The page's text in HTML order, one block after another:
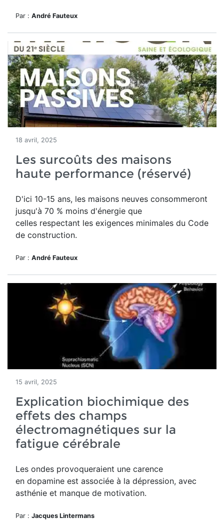
Par : André Fauteux
18 avril, 2025
Les surcoûts des maisons
haute performance (réservé)
D'ici 10-15 ans, les maisons neuves consommeront
jusqu'à 70 % moins d'énergie que
celles respectant les exigences minimales du Code
de construction.
Par : André Fauteux
15 avril, 2025
Explication biochimique des
effets des champs
électromagnétiques sur la
fatigue cérébrale
Les ondes provoqueraient une carence
en dopamine est associée à la dépression, avec
asthénie et manque de motivation.
Par : Jacques Lintermans